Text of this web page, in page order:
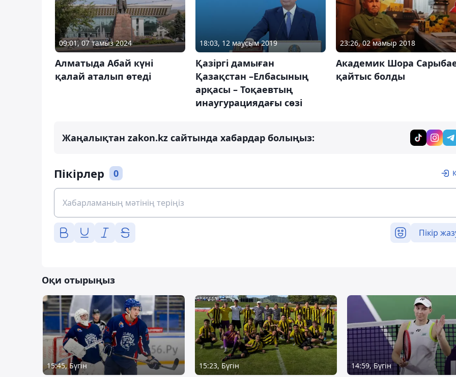
09:01, 07 тамыз 2024
Алматыда Абай күні
қалай аталып өтеді
18:03, 12 маусым 2019
Қазіргі дамыған
Қазақстан –Елбасының
арқасы – Тоқаевтың
инаугурациядағы сөзі
23:26, 02 мамыр 2018
Академик Шора
қайтыс болды
Жаңалықтан zakon.kz сайтында хабардар болыңыз:
Пікірлер 0
Пікір
Оқи отырыңыз
15:45, Бүгін 15:23, Бүгін 14:59, Бүгін